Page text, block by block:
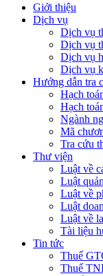
Giới thiệu
Dịch vụ
Dịch vụ
Dịch vụ
Dịch vụ
Dịch vụ
Hướng dẫn tra
Hạch
Hạch
Ngành
Mã
Tra cứu
Thư viện
Luật về
Luật
Luật về
Luật
Luật về
Tài liệu
Tin tức
Thuế
Thuế